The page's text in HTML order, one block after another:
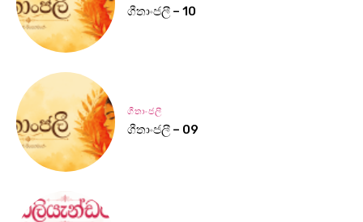
ගීතාංජලී – 10
ගීතාංජලී
ගීතාංජලී – 09